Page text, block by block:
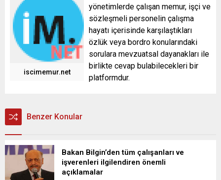
iscimemur.net
yönetimlerde çalışan memur, işçi ve
sözleşmeli personelin çalışma
hayatı içerisinde karşılaştıkları
özlük veya bordro konularındaki
sorulara mevzuatsal dayanakları ile
birlikte cevap bulabilecekleri bir
platformdur.
Benzer Konular
Bakan Bilgin’den tüm çalışanları ve
işverenleri ilgilendiren önemli
açıklamalar